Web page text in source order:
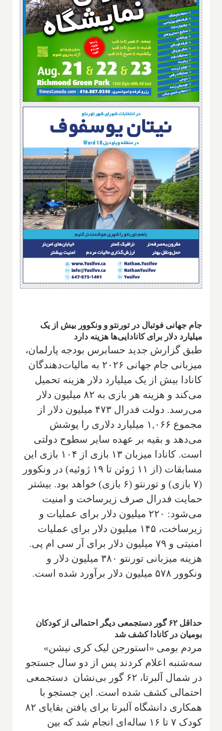
جام جهانی فوتبال در تورنتو و ونکوور بیش از یک
میلیارد دلار برای کانادایی‌ها هزینه دارد
طبق گزارش جدید حسابرس بودجه پارلمان،
میزبانی جام جهانی ۲۰۲۶ به مالیات‌دهندگان
کانادا بیش از یک میلیارد دلار هزینه تحمیل
می‌کند و هزینه هر بازی به ۸۲ میلیون دلار
می‌رسد. دولت فدرال ۴۷۳ میلیون دلار از
مجموع ۱,۰۶۶ میلیارد دلاری را پوشش
می‌دهد و بقیه بر عهده سایر سطوح دولتی
است. کانادا میزبان ۱۳ بازی از ۱۰۴ بازی این
مسابقات (از ۱۱ ژوئن تا ۱۹ ژوئیه) در ونکوور
(۷ بازی) و تورنتو (۶ بازی) خواهد بود. بیشتر
حمایت فدرال صرف زیرساخت و امنیت
می‌شود: ۲۲۰ میلیون دلار برای عملیات و
زیرساخت، ۱۴۵ میلیون دلار برای عملیات
امنیتی و ۷۹ میلیون دلار برای آر سی ام پی.
هزینه میزبانی تورنتو ۳۸۰ میلیون دلار و
ونکوور ۵۷۸ میلیون دلار برآورد شده است.
حداقل ۶۲ گور دستجمعی دیگر احتمالی از کودکان
بومیان در کانادا کشف شد
مردم بومی «استورجن لیک کری نیشن»
سه‌شنبه اعلام کردند پس از دو سال جستجو
در شمال آلبرتا، ۶۲ گور بی‌نشان دستجمعی
احتمالی کشف شده است. این جستجو با
همکاری دانشگاه آلبرتا برای یافتن بقایای ۸۲
کودک ۷ تا ۱۶ ساله‌ای انجام شد که بین